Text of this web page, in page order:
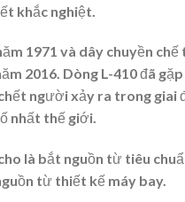
khắc nghiệt.
1971 và dây chuyền
2016. Dòng L-410 đã
người xảy ra trong giai
nhất thế giới.
là bắt nguồn từ tiêu
từ thiết kế máy bay.